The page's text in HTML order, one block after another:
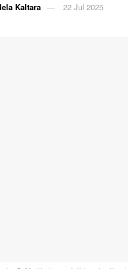
Kaltara 22 Jul 2025